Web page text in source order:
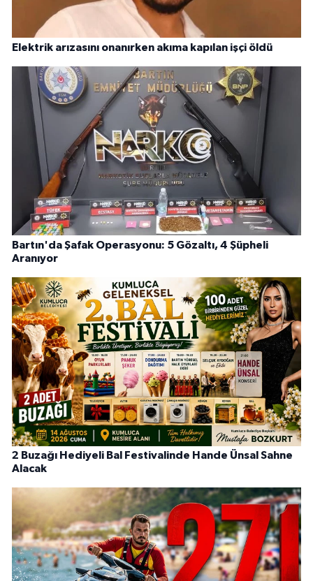
Elektrik arızasını onanırken akıma kapılan işçi öldü
Bartın'da Şafak Operasyonu: 5 Gözaltı, 4 Şüpheli
Aranıyor
2 Buzağı Hediyeli Bal Festivalinde Hande Ünsal Sahne
Alacak